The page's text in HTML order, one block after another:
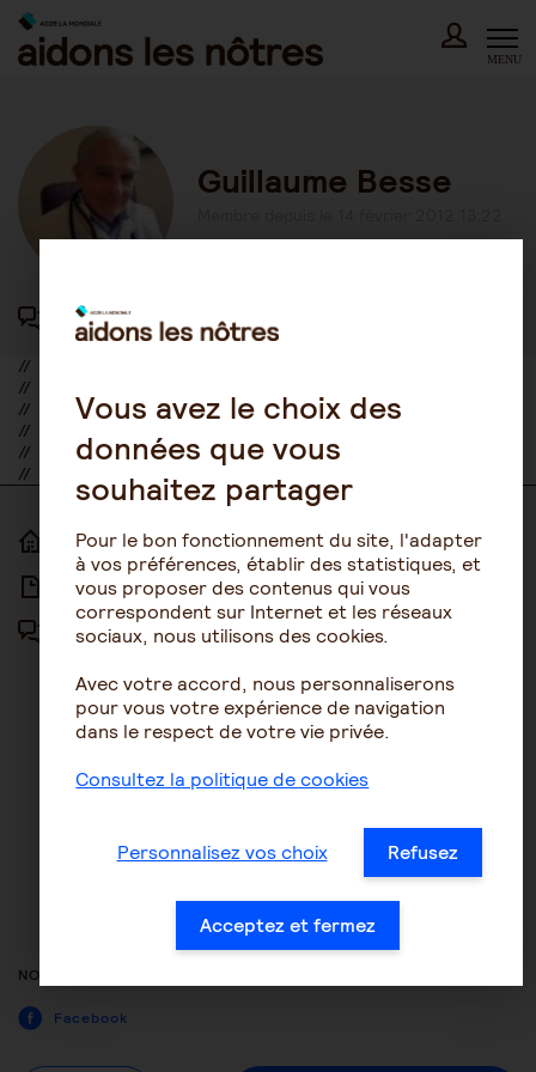
Skip
content
MENU
Guillaume Besse
44 participations au forum
//
//
//
//
//
//
ACCUEIL
ARTICLES
FORUM
ACCESSIBILITÉ
NOUS CONTACTER
MENTIONS LÉGALES
PLAN DU SITE
CONDITIONS GÉNÉRALES
GESTION DES COOKIES
ACCESSIBILITÉ : NON
CONFORME
NOUS SUIVRE
Facebook
Vous avez le choix des
données que vous
souhaitez partager
Pour le bon fonctionnement du site, l'adapter
à vos préférences, établir des statistiques, et
vous proposer des contenus qui vous
correspondent sur Internet et les réseaux
sociaux, nous utilisons des cookies.
Avec votre accord, nous personnaliserons
pour vous votre expérience de navigation
dans le respect de votre vie privée.
Consultez la politique de cookies
Personnalisez vos choix Refusez
Acceptez et fermez